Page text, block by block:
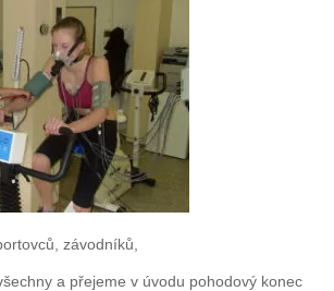
závodníků,
a přejeme v úvodu pohodový konec